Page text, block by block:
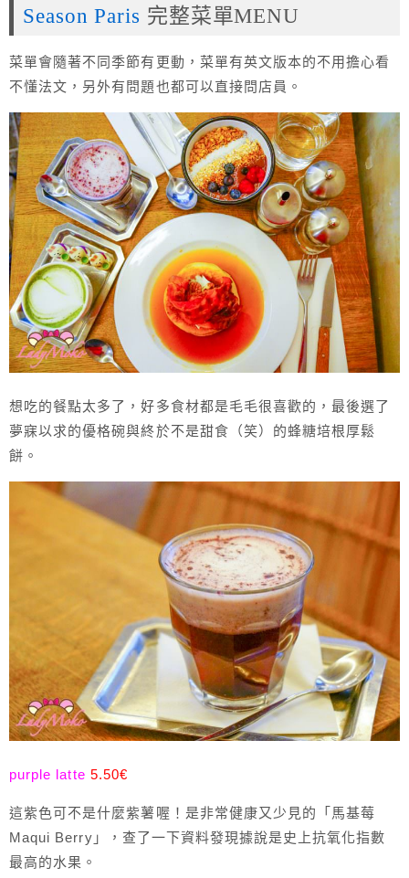
Season Paris 完整菜單MENU
菜單會隨著不同季節有更動，菜單有英文版本的不用擔心看
不懂法文，另外有問題也都可以直接問店員。
想吃的餐點太多了，好多食材都是毛毛很喜歡的，最後選了
夢寐以求的優格碗與終於不是甜食（笑）的蜂糖培根厚鬆
餅。
purple latte 5.50€
這紫色可不是什麼紫薯喔！是非常健康又少見的「馬基莓
Maqui Berry」，查了一下資料發現據說是史上抗氧化指數
最高的水果。